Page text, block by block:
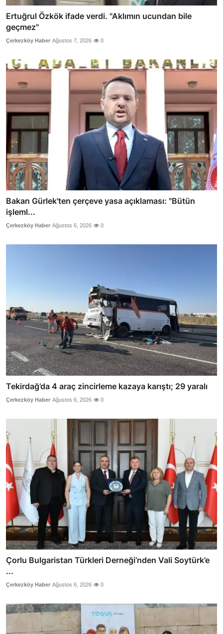
Ertuğrul Özkök ifade verdi. "Aklımın ucundan bile
geçmez"
Çerkezköy Haber Ağustos 7, 2026 0
Bakan Gürlek'ten çerçeve yasa açıklaması: "Bütün
işleml...
Çerkezköy Haber Ağustos 6, 2026 0
Tekirdağ’da 4 araç zincirleme kazaya karıştı; 29 yaralı
Çerkezköy Haber Ağustos 6, 2026 0
Çorlu Bulgaristan Türkleri Derneği’nden Vali Soytürk’e
...
Çerkezköy Haber Ağustos 6, 2026 0